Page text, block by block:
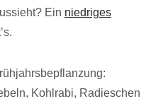
Ein niedriges
Kohlrabi, Radieschen